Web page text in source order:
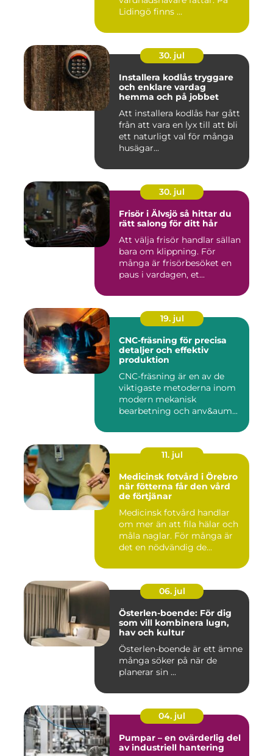
Lidingö finns ...
30. jul
Installera kodlås tryggare
och enklare vardag
hemma och på jobbet
Att installera kodlås har gått
från att vara en lyx till att bli
ett naturligt val för många
husägar...
30. jul
Frisör i Älvsjö så hittar du
rätt salong för ditt hår
Att välja frisör handlar sällan
bara om klippning. För
många är frisörbesöket en
paus i vardagen, et...
19. jul
CNC-fräsning för precisa
detaljer och effektiv
produktion
CNC-fräsning är en av de
viktigaste metoderna inom
modern mekanisk
bearbetning och anv&aum...
11. jul
Medicinsk fotvård i Örebro
när fötterna får den vård
de förtjänar
Medicinsk fotvård handlar
om mer än att fila hälar och
måla naglar. För många är
det en nödvändig de...
06. jul
Österlen-boende: För dig
som vill kombinera lugn,
hav och kultur
Österlen-boende är ett ämne
många söker på när de
planerar sin ...
04. jul
Pumpar – en ovärderlig del
av industriell hantering